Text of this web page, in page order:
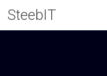
SteebIT